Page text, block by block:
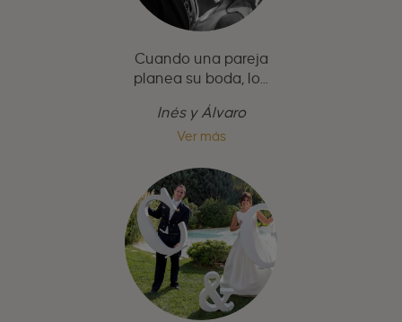
Cuando una pareja
planea su boda, lo...
Inés y Álvaro
Ver más